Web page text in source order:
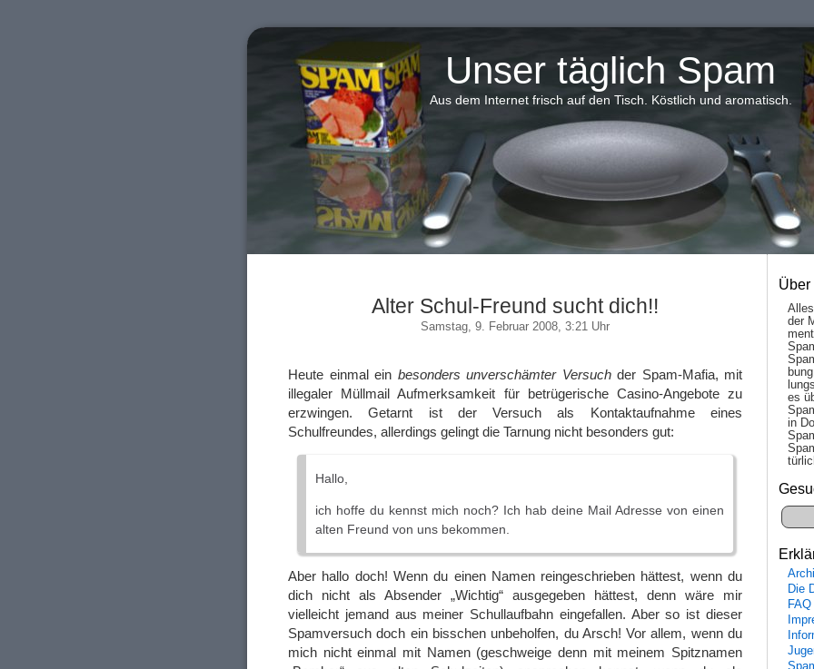
Unser täglich Spam
Aus dem Internet frisch auf den Tisch. Köstlich und aromatisch.
Alter Schul-Freund sucht dich!!
Samstag, 9. Februar 2008, 3:21 Uhr
Heute einmal ein besonders unverschämter Versuchder Spam-Mafia, mit
illegaler Müllmail Aufmerksamkeit für betrügerische Casino-Angebote zu
erzwingen. Getarnt ist der Versuch als Kontaktaufnahme eines
Schulfreundes, allerdings gelingt die Tarnung nicht besonders gut:
Hallo,
ich hoffe du kennst mich noch? Ich hab deine Mail Adresse von einen
alten Freund von uns bekommen.
Aber hallo doch! Wenn du einen Namen reingeschrieben hättest, wenn du
dich nicht als Absender „Wichtig“ ausgegeben hättest, denn wäre mir
vielleicht jemand aus meiner Schullaufbahn eingefallen. Aber so ist dieser
Spamversuch doch ein bisschen unbeholfen, du Arsch! Vor allem, wenn du
mich nicht einmal mit Namen (geschweige denn mit meinem Spitznamen
Über
der
es
in
Die
FAQ